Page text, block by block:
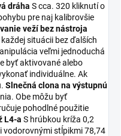
dráha S cca. 320 kliknutí o
pre naj kalibrovšie
veží bez nástroja
situácii bez ďalších
veľmi jednoduchá
byť aktivované alebo
individuálne. Ak
Slnečná clona na výstupnú
Obe môžu byť
pohodlné použitie
L4-a S hrúbkou kríža 0,2
vodorovnými stĺpikmi 78,74